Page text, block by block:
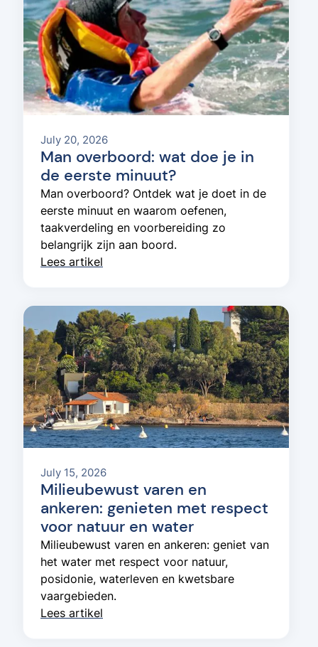
July 20, 2026
Man overboord: wat doe je in
de eerste minuut?
Man overboord? Ontdek wat je doet in de
eerste minuut en waarom oefenen,
taakverdeling en voorbereiding zo
belangrijk zijn aan boord.
Lees artikel
July 15, 2026
Milieubewust varen en
ankeren: genieten met respect
voor natuur en water
Milieubewust varen en ankeren: geniet van
het water met respect voor natuur,
posidonie, waterleven en kwetsbare
vaargebieden.
Lees artikel